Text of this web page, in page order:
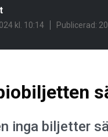
kl. 10:14 Publicerad:
inga biljetter